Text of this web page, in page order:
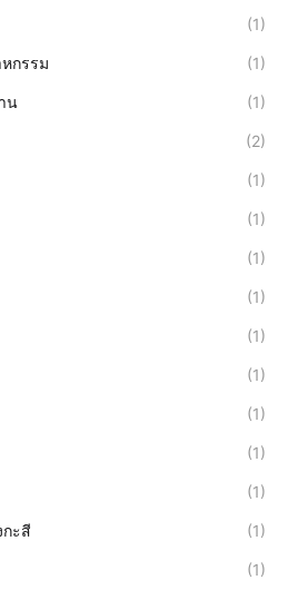
(1)
กรรม (1)
น (1)
(2)
(1)
(1)
(1)
(1)
(1)
(1)
(1)
(1)
(1)
กะสี (1)
(1)